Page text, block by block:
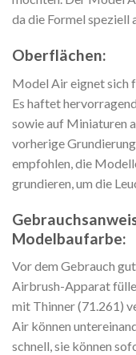
da die Formel speziell
Oberflächen:
Model Air eignet sich
Es haftet
sowie auf Miniaturen
vorherige
empfohlen, die
grundieren, um die
Modelbaufarbe:
Vor dem Gebrauch
Airbrush-Apparat
mit Thinner (71.261)
Air können
schnell, sie können